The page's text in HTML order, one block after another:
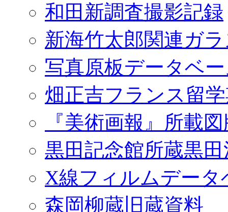
和田新調査撮影記録
新海竹太郎関連ガ
写真原板データベ
畑正吉フランス留
『美術画報』所載
黒田記念館所蔵黒
X線フィルムデータ
森岡柳蔵旧蔵資料